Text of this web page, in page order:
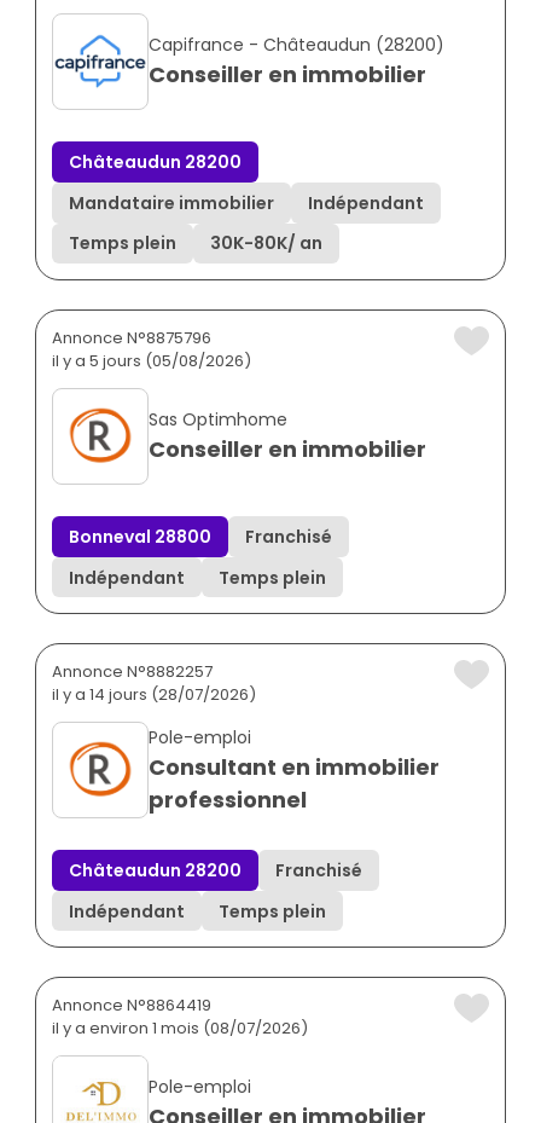
Capifrance - Châteaudun (28200)
Conseiller en immobilier
Châteaudun 28200
Mandataire immobilier
Indépendant
Temps plein
30K-80K/ an
Annonce N°8875796
il y a 5 jours (05/08/2026)
Sas Optimhome
Conseiller en immobilier
Bonneval 28800
Franchisé
Indépendant
Temps plein
Annonce N°8882257
il y a 14 jours (28/07/2026)
Pole-emploi
Consultant en immobilier
professionnel
Châteaudun 28200
Franchisé
Indépendant
Temps plein
Annonce N°8864419
il y a environ 1 mois (08/07/2026)
Pole-emploi
Conseiller en immobilier